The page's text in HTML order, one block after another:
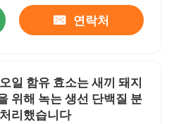
연락처
일 함유 효소는 새끼 돼지
위해 녹는 생선 단백질 분
리했습니다